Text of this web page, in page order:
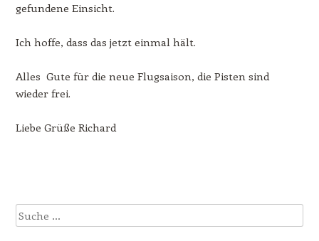
gefundene Einsicht.
Ich hoffe, dass das jetzt einmal hält.
Alles Gute für die neue Flugsaison, die Pisten sind
wieder frei.
Liebe Grüße Richard
Suche